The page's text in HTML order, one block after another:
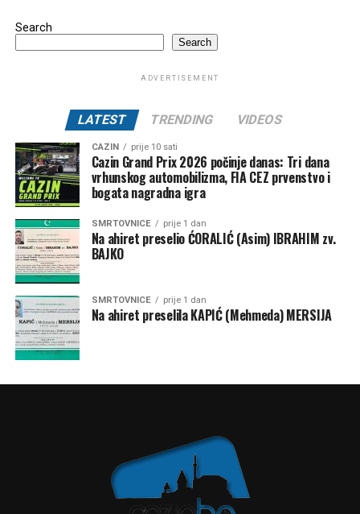
Search
Search
ADVERTISEMENT
LATEST TRENDING VIDEOS
CAZIN prije 10 sati
Cazin Grand Prix 2026 počinje danas: Tri dana
vrhunskog automobilizma, FIA CEZ prvenstvo i
bogata nagradna igra
SMRTOVNICE prije 1 dan
Na ahiret preselio ĆORALIĆ (Asim) IBRAHIM zv.
BAJKO
SMRTOVNICE prije 1 dan
Na ahiret preselila KAPIĆ (Mehmeda) MERSIJA